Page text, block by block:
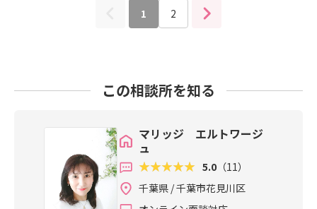
1 2
この相談所を知る
マリッジ エルトワージ
ュ
5.0 （11）
千葉県 / 千葉市花見川区